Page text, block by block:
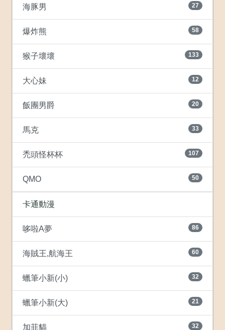
海豚男 27
爆炸熊 58
猴子壞壞 133
大心妹 12
飯團男爵 20
馬克 33
禿頭怪杯杯 107
QMO 50
卡通動漫
哆啦A夢 86
海賊王,航海王 60
蠟筆小新(小) 32
蠟筆小新(大) 21
加菲貓 32